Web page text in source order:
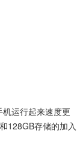
运行起来速度更
128GB存储的加入